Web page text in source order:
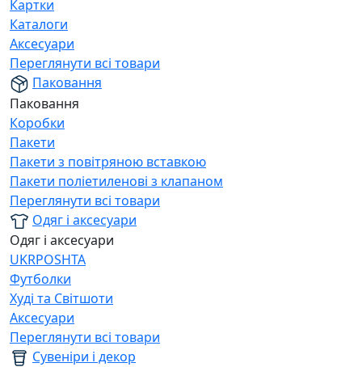
Картки
Каталоги
Аксесуари
Переглянути всі товари
Паковання
Паковання
Коробки
Пакети
Пакети з повітряною вставкою
Пакети поліетиленові з клапаном
Переглянути всі товари
Одяг і аксесуари
Одяг і аксесуари
UKRPOSHTA
Футболки
Худі та Світшоти
Аксесуари
Переглянути всі товари
Сувеніри і декор